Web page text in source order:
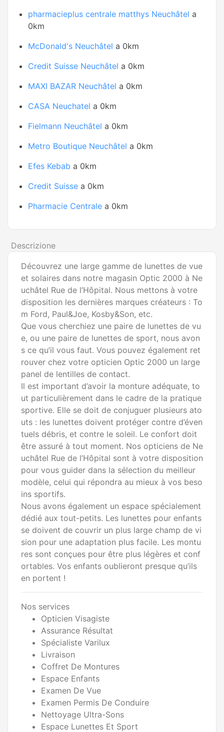
pharmacieplus centrale matthys Neuchâtel a
0km
McDonald's Neuchâtel a 0km
Credit Suisse Neuchâtel a 0km
MAXI BAZAR Neuchâtel a 0km
CASA Neuchatel a 0km
Fielmann Neuchâtel a 0km
Metro Boutique Neuchâtel a 0km
Efes Kebab a 0km
Credit Suisse a 0km
Pharmacie Centrale a 0km
Descrizione
Découvrez une large gamme de lunettes de vue
et solaires dans notre magasin Optic 2000 à Ne
uchâtel Rue de l’Hôpital. Nous mettons à votre
disposition les dernières marques créateurs : To
m Ford, Paul&Joe, Kosby&Son, etc.
Que vous cherchiez une paire de lunettes de vu
e, ou une paire de lunettes de sport, nous avon
s ce qu’il vous faut. Vous pouvez également ret
rouver chez votre opticien Optic 2000 un large
panel de lentilles de contact.
Il est important d’avoir la monture adéquate, to
ut particulièrement dans le cadre de la pratique
sportive. Elle se doit de conjuguer plusieurs ato
uts : les lunettes doivent protéger contre d’éven
tuels débris, et contre le soleil. Le confort doit
être assuré à tout moment. Nos opticiens de Ne
uchâtel Rue de l’Hôpital sont à votre disposition
pour vous guider dans la sélection du meilleur
modèle, celui qui répondra au mieux à vos beso
ins sportifs.
Nous avons également un espace spécialement
dédié aux tout-petits. Les lunettes pour enfants
se doivent de couvrir un plus large champ de vi
sion pour une adaptation plus facile. Les montu
res sont conçues pour être plus légères et conf
ortables. Vos enfants oublieront presque qu’ils
en portent !
Nos services
Opticien Visagiste
Assurance Résultat
Spécialiste Varilux
Livraison
Coffret De Montures
Espace Enfants
Examen De Vue
Examen Permis De Conduire
Nettoyage Ultra-Sons
Espace Lunettes Et Sport